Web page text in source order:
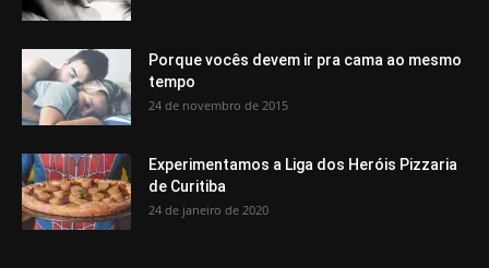
Porque vocês devem ir pra cama ao mesmo
tempo
24 de novembro de 2015
Experimentamos a Liga dos Heróis Pizzaria
de Curitiba
24 de janeiro de 2020